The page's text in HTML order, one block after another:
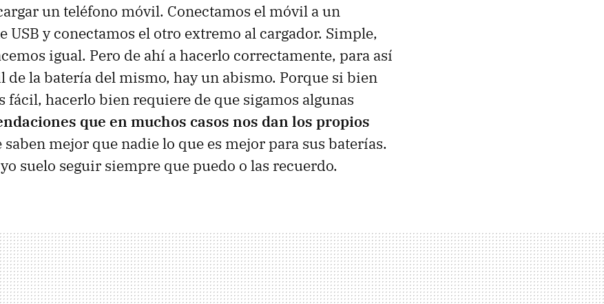
un teléfono móvil. Conectamos el móvil a un
USB y conectamos el otro extremo al cargador. Simple,
igual. Pero de ahí a hacerlo correctamente, para así
de la batería del mismo, hay un abismo. Porque si bien
fácil, hacerlo bien requiere de que sigamos algunas
que en muchos casos nos dan los propios
saben mejor que nadie lo que es mejor para sus baterías.
suelo seguir siempre que puedo o las recuerdo.